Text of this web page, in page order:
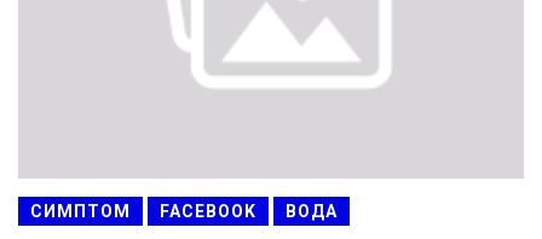
СИМПТОМ FACEBOOK ВОДА